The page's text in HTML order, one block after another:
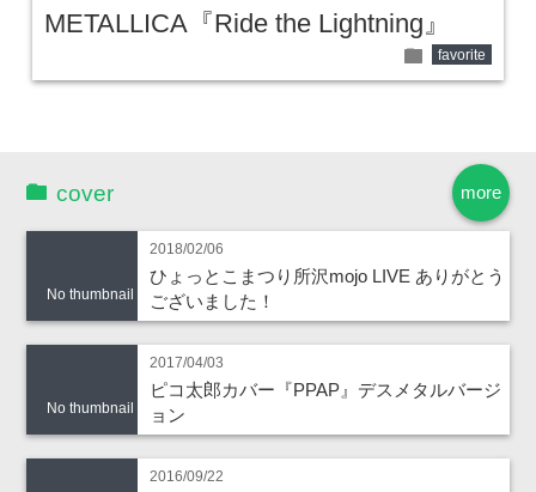
METALLICA『Ride the Lightning』
folder favorite
more
cover
No thumbnail
2018/02/06
ひょっとこまつり所沢mojo LIVE ありがとう
ございました！
No thumbnail
2017/04/03
ピコ太郎カバー『PPAP』デスメタルバージ
ョン
2016/09/22